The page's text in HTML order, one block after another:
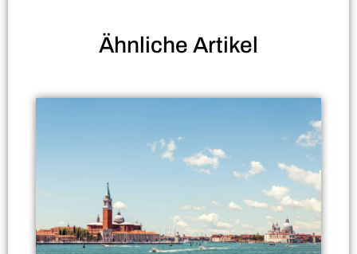
Ähnliche Artikel